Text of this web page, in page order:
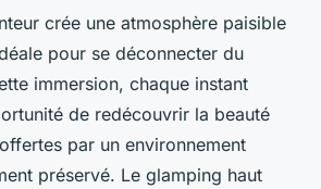
crée une atmosphère paisible
pour se déconnecter du
immersion, chaque instant
de redécouvrir la beauté
par un environnement
préservé. Le glamping haut